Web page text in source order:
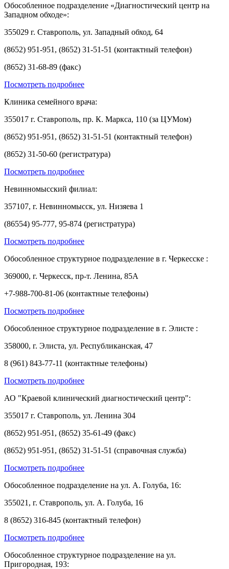
Обособленное подразделение «Диагностический центр на
Западном обходе»:
355029 г. Ставрополь, ул. Западный обход, 64
(8652) 951-951, (8652) 31-51-51 (контактный телефон)
(8652) 31-68-89 (факс)
Посмотреть подробнее
Клиника семейного врача:
355017 г. Ставрополь, пр. К. Маркса, 110 (за ЦУМом)
(8652) 951-951, (8652) 31-51-51 (контактный телефон)
(8652) 31-50-60 (регистратура)
Посмотреть подробнее
Невинномысский филиал:
357107, г. Невинномысск, ул. Низяева 1
(86554) 95-777, 95-874 (регистратура)
Посмотреть подробнее
Обособленное структурное подразделение в г. Черкесске :
369000, г. Черкесск, пр-т. Ленина, 85А
+7-988-700-81-06 (контактные телефоны)
Посмотреть подробнее
Обособленное структурное подразделение в г. Элисте :
358000, г. Элиста, ул. Республиканская, 47
8 (961) 843-77-11 (контактные телефоны)
Посмотреть подробнее
АО "Краевой клинический диагностический центр":
355017 г. Ставрополь, ул. Ленина 304
(8652) 951-951, (8652) 35-61-49 (факс)
(8652) 951-951, (8652) 31-51-51 (справочная служба)
Посмотреть подробнее
Обособленное подразделение на ул. А. Голуба, 16:
355021, г. Ставрополь, ул. А. Голуба, 16
8 (8652) 316-845 (контактный телефон)
Посмотреть подробнее
Обособленное структурное подразделение на ул.
Пригородная, 193: